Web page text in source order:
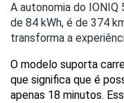
A autonomia do IONIQ
de 84 kWh, é de 374
transforma a
O modelo suporta
que significa que é
apenas 18 minutos.